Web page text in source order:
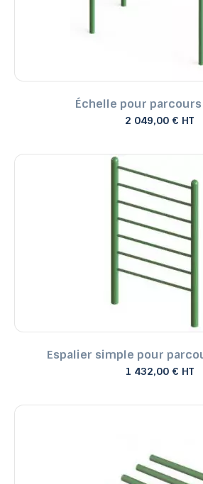
Échelle pour
2 049,00 € HT
Espalier simple pour
1 432,00 € HT